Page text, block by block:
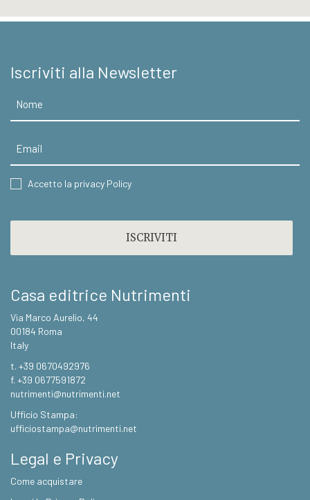
Iscriviti alla Newsletter
CONSENT
Accetto la privacy Policy
Casa editrice Nutrimenti
Via Marco Aurelio, 44
00184 Roma
Italy
t. +39 0670492976
f. +39 0677591872
nutrimenti@nutrimenti.net
Ufficio Stampa:
ufficiostampa@nutrimenti.net
Legal e Privacy
Come acquistare